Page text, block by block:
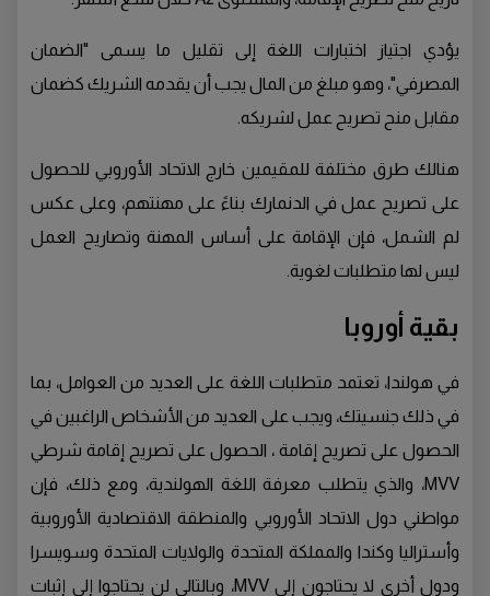
يؤدي اجتياز اختبارات اللغة إلى تقليل ما يسمى "الضمان
المصرفي"، وهو مبلغ من المال يجب أن يقدمه الشريك كضمان
مقابل منح تصريح عمل لشريكه.
هنالك طرق مختلفة للمقيمين خارج الاتحاد الأوروبي للحصول
على تصريح عمل في الدنمارك بناءً على مهنتهم، وعلى عكس
لم الشمل، فإن الإقامة على أساس المهنة وتصاريح العمل
ليس لها متطلبات لغوية.
بقية أوروبا
في هولندا، تعتمد متطلبات اللغة على العديد من العوامل، بما
في ذلك جنسيتك، ويجب على العديد من الأشخاص الراغبين في
الحصول على تصريح إقامة ، الحصول على تصريح إقامة شرطي
MVV، والذي يتطلب معرفة اللغة الهولندية، ومع ذلك، فإن
مواطني دول الاتحاد الأوروبي والمنطقة الاقتصادية الأوروبية
وأستراليا وكندا والمملكة المتحدة والولايات المتحدة وسويسرا
ودول أخرى لا يحتاجون إلى MVV، وبالتالي لن يحتاجوا إلى إثبات